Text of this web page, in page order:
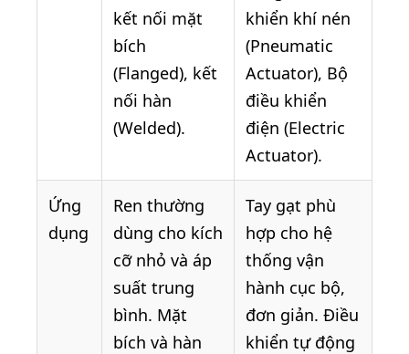
kết nối mặt
bích
(Flanged), kết
nối hàn
(Welded).
khiển khí nén
(Pneumatic
Actuator), Bộ
điều khiển
điện (Electric
Actuator).
Ứng
dụng
Ren thường
dùng cho kích
cỡ nhỏ và áp
suất trung
bình. Mặt
bích và hàn
Tay gạt phù
hợp cho hệ
thống vận
hành cục bộ,
đơn giản. Điều
khiển tự động